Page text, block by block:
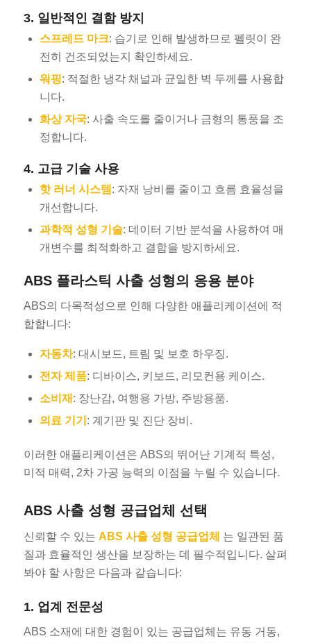
3. 일반적인 결함 방지
스프레드 마크: 습기로 인해 발생하므로 펠릿이 완
전히 건조되었는지 확인하세요.
워핑: 적절한 냉각 채널과 균일한 벽 두께를 사용합
니다.
화상 자국: 사출 속도를 줄이거나 금형의 통풍을 조
정합니다.
4. 고급 기술 사용
핫 러너 시스템 : 자재 낭비를 줄이고 흐름 효율성을
개선합니다.
과학적 성형 기술: 데이터 기반 분석을 사용하여 매
개변수를 최적화하고 결함을 방지하세요.
ABS 플라스틱 사출 성형의 응용 분야
ABS의 다목적성으로 인해 다양한 애플리케이션에 적
합합니다:
자동차: 대시보드, 트림 및 보호 하우징.
전자 제품: 디바이스, 키보드, 리모컨용 케이스.
소비재 : 장난감, 여행용 가방, 주방용품.
의료 기기 : 계기판 및 진단 장비.
이러한 애플리케이션은 ABS의 뛰어난 기계적 특성,
미적 매력, 2차 가공 능력의 이점을 누릴 수 있습니다.
ABS 사출 성형 공급업체 선택
신뢰할 수 있는 ABS 사출 성형 공급업체
는 일관된 품
질과 효율적인 생산을 보장하는 데 필수적입니다. 살펴
봐야 할 사항은 다음과 같습니다:
1. 업계 전문성
ABS 소재에 대한 경험이 있는 공급업체는 유동 거동,